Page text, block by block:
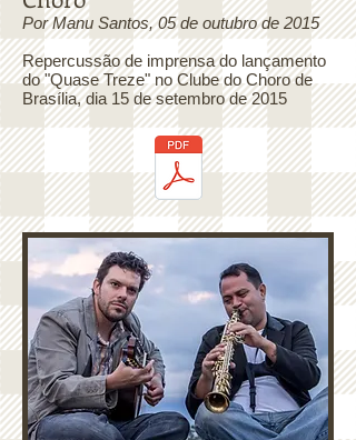
Por Manu Santos, 05 de outubro de 2015
Repercussão de imprensa do lançamento
do "Quase Treze" no Clube do Choro de
Brasília, dia 15 de setembro de 2015